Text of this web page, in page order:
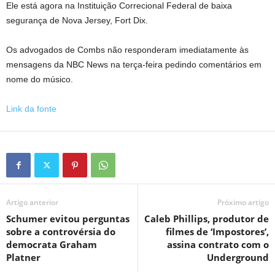
Ele está agora na Instituição Correcional Federal de baixa
segurança de Nova Jersey, Fort Dix.
Os advogados de Combs não responderam imediatamente às
mensagens da NBC News na terça-feira pedindo comentários em
nome do músico.
Link da fonte
Artigo anterior
Schumer evitou perguntas
sobre a controvérsia do
democrata Graham
Platner
Próximo artigo
Caleb Phillips, produtor de
filmes de ‘Impostores’,
assina contrato com o
Underground